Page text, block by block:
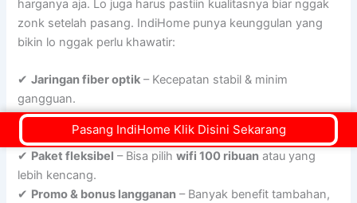
harganya aja. Lo juga harus pastiin kualitasnya biar nggak
zonk setelah pasang. IndiHome punya keunggulan yang
bikin lo nggak perlu khawatir:
✔Jaringan fiber optik – Kecepatan stabil & minim
gangguan.
✔Layanan pelanggan 24 jam– Ada kendala? IndiHome
siap bantu kapan aja.
✔ Paket fleksibel – Bisa pilihwifi 100 ribuan atau yang
lebih kencang.
✔ Promo & bonus langganan – Banyak benefit tambahan,
Pasang IndiHome Klik Disini Sekarang